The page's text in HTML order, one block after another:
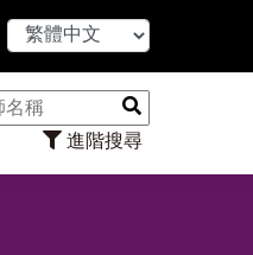
進階搜尋
【7/31】